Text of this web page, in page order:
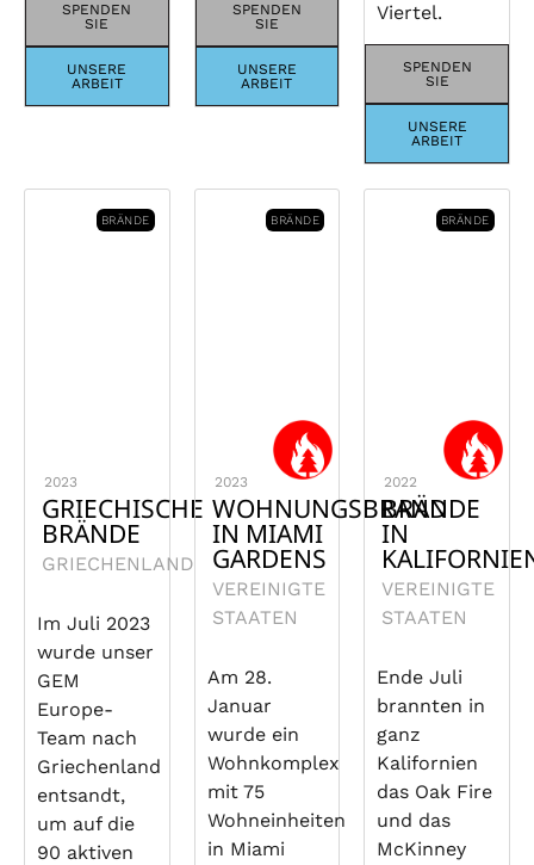
SPENDEN
SIE
UNSERE
ARBEIT
SPENDEN
SIE
UNSERE
ARBEIT
Viertel.
SPENDEN
SIE
UNSERE
ARBEIT
BRÄNDE
2023
GRIECHISCHE
BRÄNDE
GRIECHENLAND
Im Juli 2023
wurde unser
GEM
Europe-
Team nach
Griechenland
entsandt,
um auf die
90 aktiven
BRÄNDE
2023
WOHNUNGSBRAND
IN MIAMI
GARDENS
VEREINIGTE
STAATEN
Am 28.
Januar
wurde ein
Wohnkomplex
mit 75
Wohneinheiten
in Miami
BRÄNDE
2022
BRÄNDE
IN
VEREINIGTE
STAATEN
Ende Juli
brannten in
ganz
Kalifornien
das Oak Fire
und das
McKinney